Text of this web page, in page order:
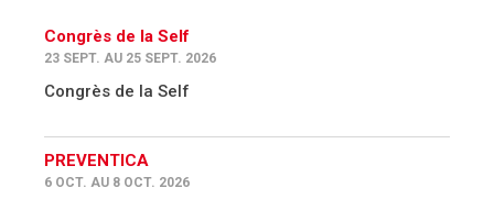
Congrès de la Self
23 SEPT. AU 25 SEPT. 2026
Congrès de la Self
PREVENTICA
6 OCT. AU 8 OCT. 2026